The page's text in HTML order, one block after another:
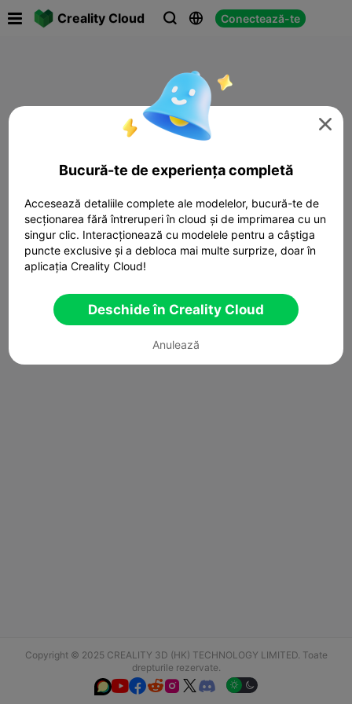
Creality Cloud   Conectează-te
Copyright © 2025 CREALITY 3D (HK) TECHNOLOGY LIMITED. Toate
drepturile rezervate.
  

Bucură-te de experiența completă
Accesează detaliile complete ale modelelor, bucură-te de
secționarea fără întreruperi în cloud și de imprimarea cu un
singur clic. Interacționează cu modelele pentru a câștiga
puncte exclusive și a debloca mai multe surprize, doar în
aplicația Creality Cloud!
Deschide în Creality Cloud
Anulează